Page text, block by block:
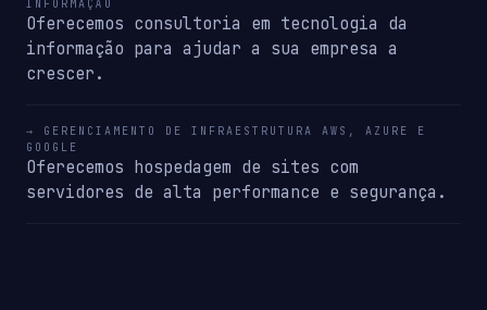
INFORMAÇÃO
Oferecemos consultoria em tecnologia da
informação para ajudar a sua empresa a
crescer.
→ GERENCIAMENTO DE INFRAESTRUTURA AWS, AZURE E
GOOGLE
Oferecemos hospedagem de sites com
servidores de alta performance e segurança.